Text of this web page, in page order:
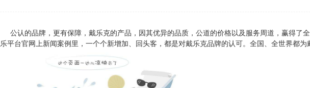
公认的品牌，更有保障，戴乐克的产品，因其优异的品质，公道的价格以及服务周道，赢得了
乐平台官网上新闻案例里，一个个新增加、回头客，都是对戴乐克品牌的认可。全国、全世界都